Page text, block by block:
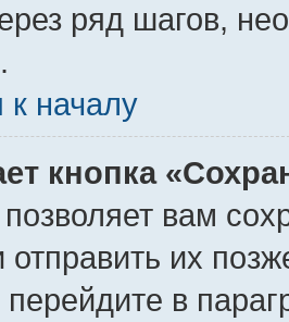
ряд шагов,
к началу
кнопка
вам
отправить их
в